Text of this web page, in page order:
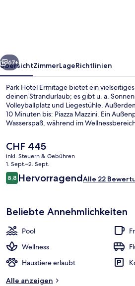
Weiter
67+
ÜbersichtZimmerLageRichtlinien
Park Hotel Ermitage bietet ein
deinen Strandurlaub; es gibt u. a.
Volleyballplatz und Liegestühle.
10 Minuten bis: Piazza Mazzini. Ein
Wasserspaß, während im
Entspannung gesorgt wird. Main
internationale Küche spezialisiert und
Abendessen. Eine Poolbar,
sind weitere Highlights.
Der
aktuelle
Preis
beträgt
CHF 445.
CHF 445
inkl. Steuern & Gebühren
1. Sept.–2. Sept.
Bewertungen
8,88,8 von 10.
HervorragendAlle 22
Beliebte Annehmlichkeiten
Pool
Wellness
Haustiere erlaubt
Alle anzeigen